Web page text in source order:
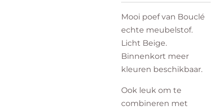
Mooi poef van Bouclé
echte meubelstof.
Licht Beige.
Binnenkort meer
kleuren beschikbaar.
Ook leuk om te
combineren met